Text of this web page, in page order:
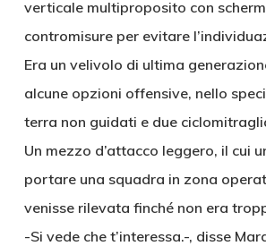
verticale multiproposito con
contromisure per evitare
Era un velivolo di ultima
alcune opzioni offensive, nello
terra non guidati e due
Un mezzo d’attacco leggero, il cui
portare una squadra in zona
venisse rilevata finché non era
-Si vede che t’interessa.-, disse